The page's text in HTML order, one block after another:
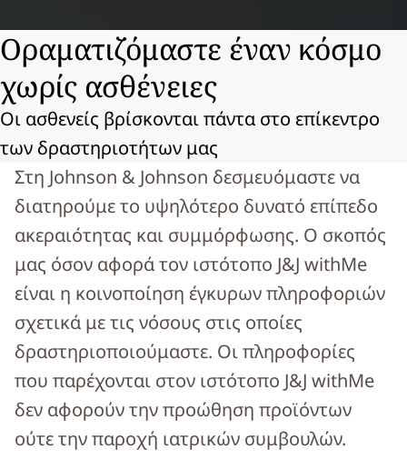
Οραματιζόμαστε έναν κόσμο
χωρίς ασθένειες
Οι ασθενείς βρίσκονται πάντα στο επίκεντρο
των δραστηριοτήτων μας
Στη Johnson & Johnson δεσμευόμαστε να
διατηρούμε το υψηλότερο δυνατό επίπεδο
ακεραιότητας και συμμόρφωσης. Ο σκοπός
μας όσον αφορά τον ιστότοπο J&J withMe
είναι η κοινοποίηση έγκυρων πληροφοριών
σχετικά με τις νόσους στις οποίες
δραστηριοποιούμαστε. Οι πληροφορίες
που παρέχονται στον ιστότοπο J&J withMe
δεν αφορούν την προώθηση προϊόντων
ούτε την παροχή ιατρικών συμβουλών.